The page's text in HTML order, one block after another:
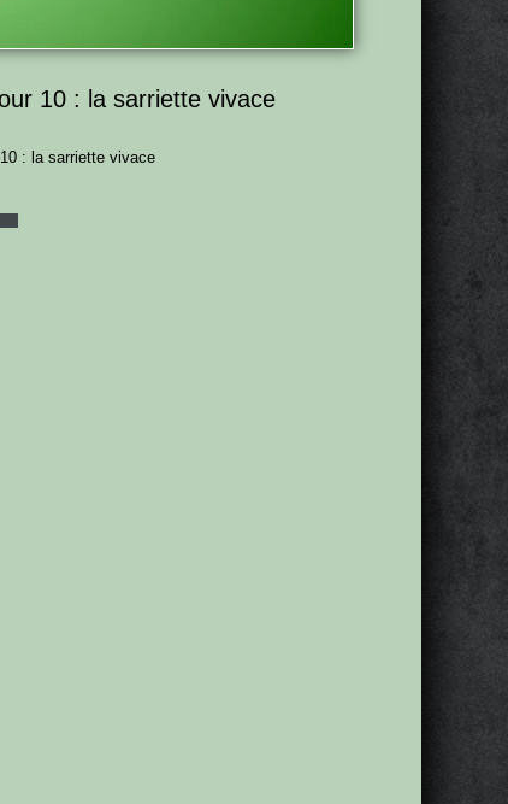
10 : la sarriette vivace
: la sarriette vivace